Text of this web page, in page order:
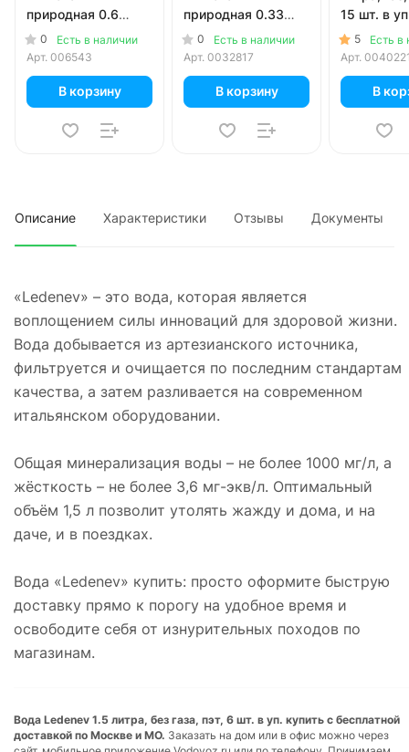
природная 0.6
литра, без газа,
пэт, 12 шт. в уп.
0
Есть в наличии
Арт. 006543
В корзину
природная 0.33
литра, без газа,
пэт, 12 шт. в уп.
0
Есть в наличии
Арт. 0032817
В корзину
15 шт. в
5
Есть в
Арт.
В
Описание Характеристики Отзывы Документы
«Ledenev» – это вода, которая является
воплощением силы инноваций для здоровой жизни.
Вода добывается из артезианского источника,
фильтруется и очищается по последним стандартам
качества, а затем разливается на современном
итальянском оборудовании.
Общая минерализация воды – не более 1000 мг/л, а
жёсткость – не более 3,6 мг-экв/л. Оптимальный
объём 1,5 л позволит утолять жажду и дома, и на
даче, и в поездках.
Вода «Ledenev» купить: просто оформите быструю
доставку прямо к порогу на удобное время и
освободите себя от изнурительных походов по
магазинам.
Вода Ledenev 1.5 литра, без газа, пэт, 6 шт. в уп. купить с бесплатной
доставкой по Москве и МО. Заказать на дом или в офис можно через